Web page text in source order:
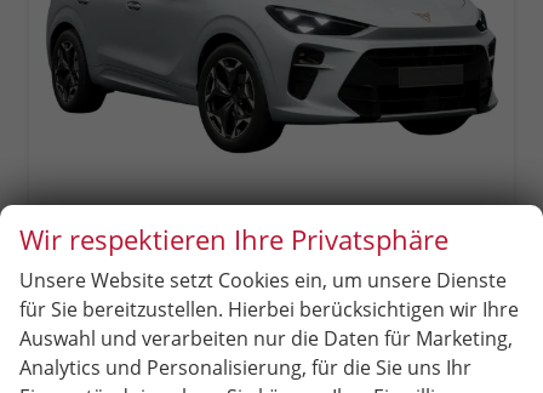
Cupra Terramar
1.5 eTSI DSG Matrix+Kessy+AHK+eHeck+Dinamica+CarPlay+eHeck+GV5
unverbindliche Lieferzeit:15.12.2026 Neuwagen
Fahrzeugnr.
Kraftstoff
Benzin Außenfarbe
Wir respektieren Ihre Privatsphäre
Unsere Website setzt Cookies ein, um unsere Dienste
für Sie bereitzustellen. Hierbei berücksichtigen wir Ihre
Auswahl und verarbeiten nur die Daten für Marketing,
Analytics und Personalisierung, für die Sie uns Ihr